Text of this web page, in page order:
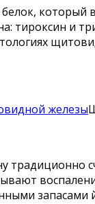
который
тироксин и
железы